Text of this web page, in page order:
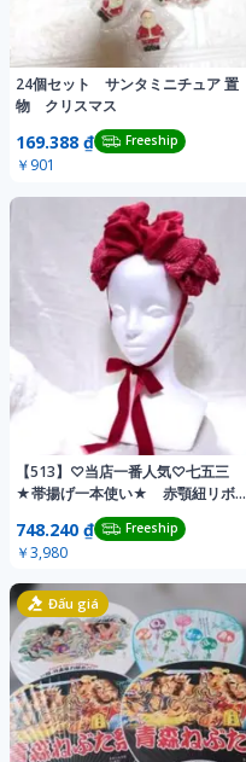
24個セット サンタミニチュア 置
物 クリスマス
169.388 ₫ Freeship
￥901
【513】♡当店一番人気♡七五三
★帯揚げ一本使い★ 赤顎紐リボン
付き 髪飾り
748.240 ₫ Freeship
￥3,980
Đấu giá